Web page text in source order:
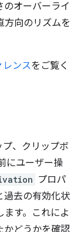
のオーバーライ
方向のリズムを
レンスをご覧く
、クリップボ
にユーザー操
プロパ
過去の有効化状
す。これによ
かどうかを確認